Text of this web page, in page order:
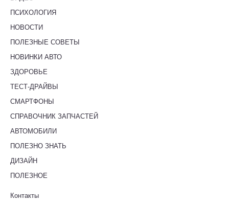
ПСИХОЛОГИЯ
НОВОСТИ
ПОЛЕЗНЫЕ СОВЕТЫ
НОВИНКИ АВТО
ЗДОРОВЬЕ
ТЕСТ-ДРАЙВЫ
СМАРТФОНЫ
СПРАВОЧНИК ЗАПЧАСТЕЙ
АВТОМОБИЛИ
ПОЛЕЗНО ЗНАТЬ
ДИЗАЙН
ПОЛЕЗНОЕ
Контакты